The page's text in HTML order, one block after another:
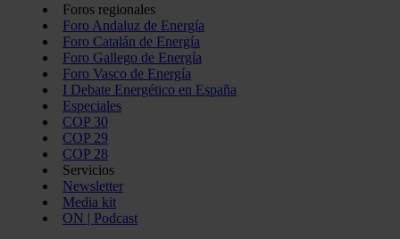
Foros regionales
Foro Andaluz de Energía
Foro Catalán de Energía
Foro Gallego de Energía
Foro Vasco de Energía
I Debate Energético en España
Especiales
COP 30
COP 29
COP 28
Servicios
Newsletter
Media kit
ON | Podcast